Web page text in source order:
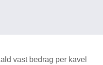
vast bedrag per kavel